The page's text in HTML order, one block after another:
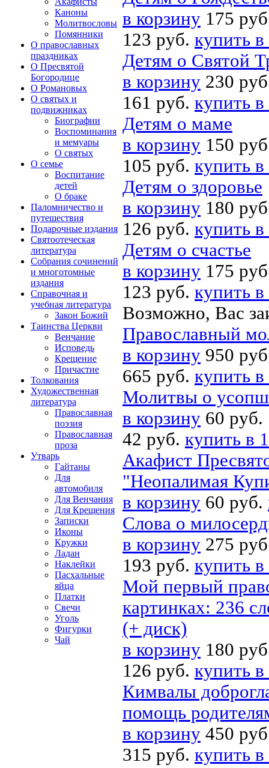
Каноны
Молитвословы
Помянники
О православных
праздниках
О Пресвятой
Богородице
О Романовых
О святых и
подвижниках
Биографии
Воспоминания
и мемуары
О святых
О семье
Воспитание
детей
О браке
Паломничество и
путешествия
Подарочные издания
Святоотеческая
литература
Собрания сочинений
и многотомные
издания
Справочная и
учебная литература
Закон Божий
Таинства Церкви
Венчание
Исповедь
Крещение
Причастие
Толкования
Художественная
литература
Православная
поэзия
Православная
проза
Утварь
Гайтаны
Для
автомобиля
Для Венчания
Для Крещения
Записки
Иконы
Кружки
Ладан
Наклейки
Пасхальные
яйца
Платки
Свечи
Уголь
Фигурки
Чай
в корзину 175
123 руб. купить
Детям о Святой
в корзину 230
161 руб. купить
Детям о маме
в корзину 150
105 руб. купить
Детям о здоровье
в корзину 180
126 руб. купить
Детям о счастье
в корзину 175
123 руб. купить
Возможно, Вас
Православный
в корзину 950
665 руб. купить
Молитвы о
в корзину 60 руб.
42 руб. купить в
Акафист
"Неопалимая
в корзину 60 руб.
Слова о
в корзину 275
193 руб. купить
Мой первый
картинках: 236
(+ диск)
в корзину 180
126 руб. купить
Кимвалы
помощь
в корзину 450
315 руб. купить